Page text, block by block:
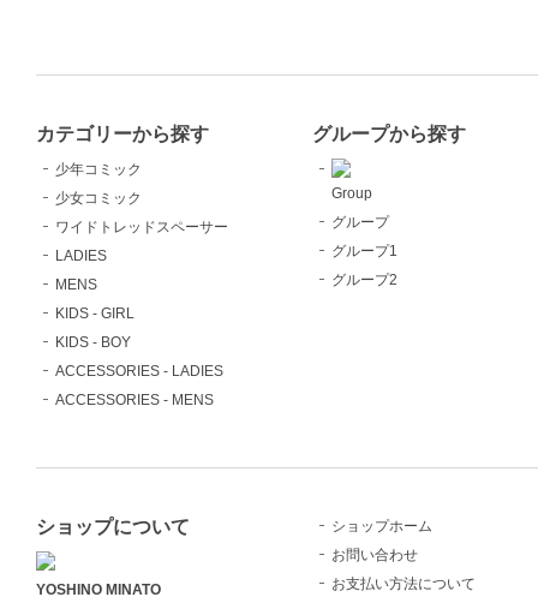
カテゴリーから探す
少年コミック
少女コミック
ワイドトレッドスペーサー
LADIES
MENS
KIDS - GIRL
KIDS - BOY
ACCESSORIES - LADIES
ACCESSORIES - MENS
グループから探す
Group
グループ
グループ1
グループ2
ショップについて
YOSHINO MINATO
ショップホーム
お問い合わせ
お支払い方法について